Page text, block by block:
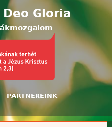
Deo Gloria
PARTNEREINK